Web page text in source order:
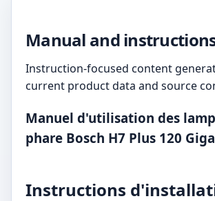
Manual and
Instruction-focused content
current product data and source
Manuel d'utilisation des
phare Bosch H7 Plus 120
Instructions